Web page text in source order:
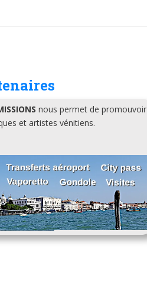
nous permet de promouvoir
et artistes vénitiens.